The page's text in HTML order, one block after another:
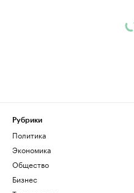
Рубрики
Политика
Экономика
Общество
Бизнес